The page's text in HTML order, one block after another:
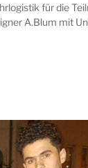
für die
A.Blum mit